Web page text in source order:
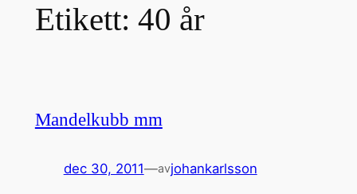
Etikett: 40 år
Mandelkubb mm
dec 30, 2011—avjohankarlsson